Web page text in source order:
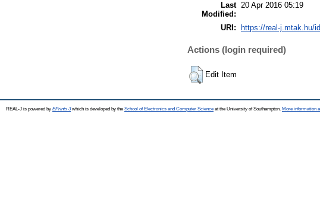
Last
Modified:
20 Apr 2016 05:19
URI: https://real-j.mtak.hu/
Actions (login required)
Edit Item
REAL-J is powered by EPrints 3which is developed by the School of Electronics and Computer Science at the University of Southampton. More information